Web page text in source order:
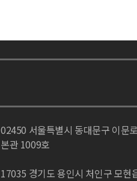
02450 서울특별시 동대문구 이문
본관 1009호
17035 경기도 용인시 처인구 모현